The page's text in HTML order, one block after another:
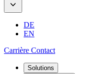
DE
EN
Carrière Contact
Solutions